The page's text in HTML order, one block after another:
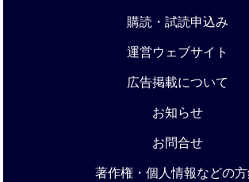
購読・試読申込み
運営ウェブサイト
広告掲載について
お知らせ
お問合せ
著作権・個人情報などの